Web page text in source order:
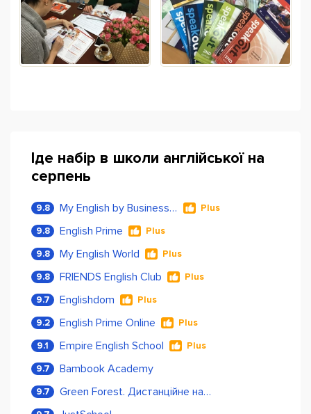
Іде набір в школи англійської на
серпень
9.8 My English by Business Language Plus
9.8 English Prime Plus
9.8 My English World Plus
9.8 FRIENDS English Club Plus
9.7 Englishdom Plus
9.2 English Prime Online Plus
9.1 Empire English School Plus
9.7 Bambook Academy
9.7 Green Forest. Дистанційне навчання